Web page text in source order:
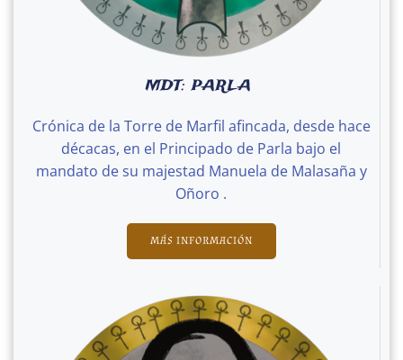
MDT: PARLA
Crónica de la Torre de Marfil afincada, desde hace
décacas, en el Principado de Parla bajo el
mandato de su majestad Manuela de Malasaña y
Oñoro .
MÁS INFORMACIÓN